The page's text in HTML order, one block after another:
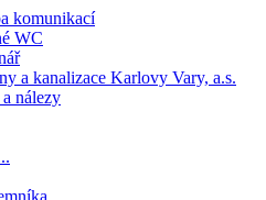
komunikací
WC
a kanalizace Karlovy Vary, a.s.
nálezy